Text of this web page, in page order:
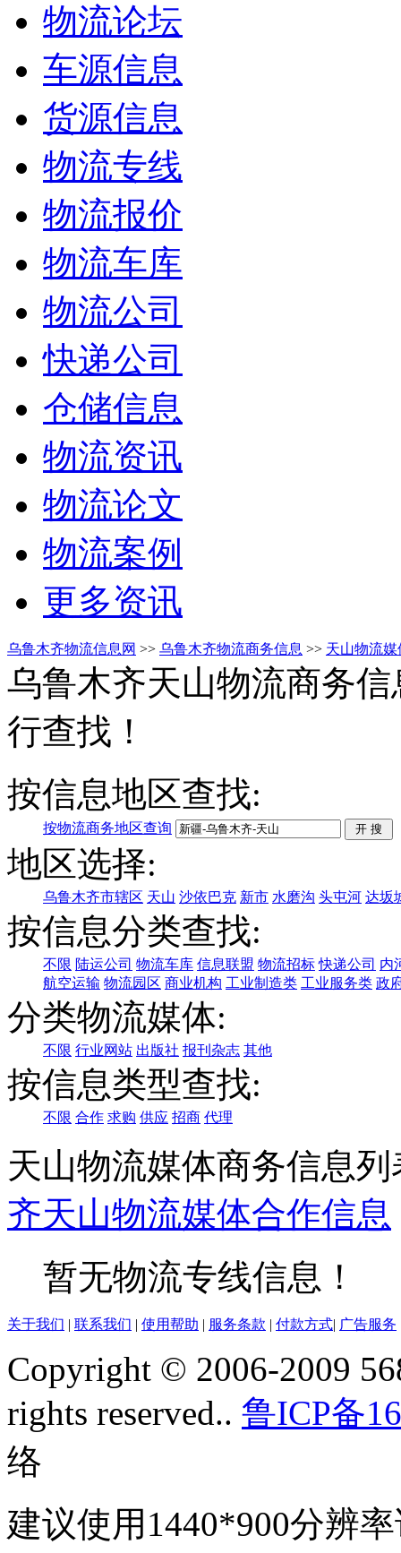
物流论坛
车源信息
货源信息
物流专线
物流报价
物流车库
物流公司
快递公司
仓储信息
物流资讯
物流论文
物流案例
更多资讯
乌鲁木齐物流信息网 >> 乌鲁木齐物流商务信息 >> 天山物流
乌鲁木齐天山物流商务信
行查找！
按信息地区查找:
按物流商务地区查询
地区选择:
乌鲁木齐市辖区 天山 沙依巴克 新市 水磨沟 头屯河 达坂
按信息分类查找:
不限 陆运公司 物流车库 信息联盟 物流招标 快递公司 内
航空运输 物流园区 商业机构 工业制造类 工业服务类 政
分类物流媒体:
不限 行业网站 出版社 报刊杂志 其他
按信息类型查找:
不限 合作 求购 供应 招商 代理
天山物流媒体商务信息列
齐天山物流媒体合作信息
暂无物流专线信息！
关于我们 | 联系我们 | 使用帮助 | 服务条款 | 付款方式| 广告服务
Copyright © 2006-2009
rights reserved.. 鲁ICP备
络
建议使用1440*900分辨